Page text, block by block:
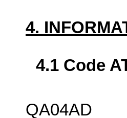
4.
4.1 Code
QA04AD